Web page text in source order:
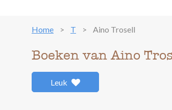
Home T Aino Trosell
Boeken van Aino
Leuk